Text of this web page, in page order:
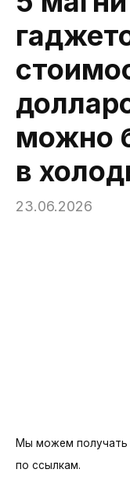
можно
в
23.06.2026
Мы можем получать
по ссылкам.